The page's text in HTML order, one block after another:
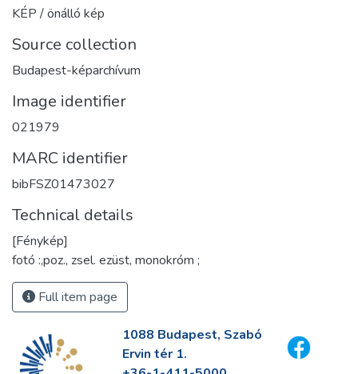
KÉP / önálló kép
Source collection
Budapest-képarchívum
Image identifier
021979
MARC identifier
bibFSZ01473027
Technical details
[Fénykép]
fotó :,poz., zsel. ezüst, monokróm ;
Full item page
1088 Budapest, Szabó
Ervin tér 1.